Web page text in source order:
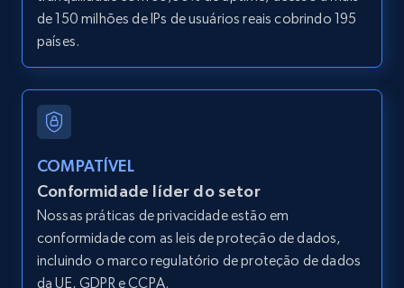
URL
URL, ID, User id, Use url, Title, Headline, Post
11.3K+ 1.5K+ Comece grátis
de 150 milhões de IPs de usuários reais cobrindo 195
países.
COMPATÍVEL
Conformidade líder do setor
Nossas práticas de privacidade estão em
conformidade com as leis de proteção de dados,
incluindo o marco regulatório de proteção de dados
da UE, GDPR e CCPA.